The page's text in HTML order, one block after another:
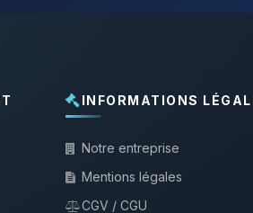
INFORMATIONS
Notre entreprise
Mentions légales
CGV / CGU